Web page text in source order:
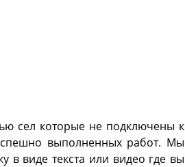
сел которые не подключены к
выполненных работ. Мы
в виде текста или видео где вы